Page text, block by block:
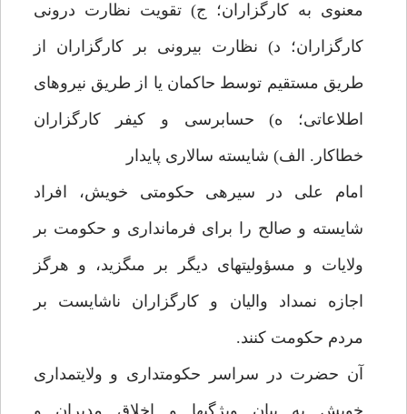
معنوى به كارگزاران؛ ج) تقويت نظارت درونى
كارگزاران؛ د) نظارت بيرونى بر كارگزاران از
طريق مستقيم توسط حاكمان يا از طريق نيروهاى
اطلاعاتى؛ ه) حسابرسى و كيفر كارگزاران
خطاكار. الف) شايسته سالارى پايدار
امام على در سيره‏ى حكومتى خويش، افراد
شايسته و صالح را براى فرماندارى و حكومت بر
ولايات و مسؤوليت‏هاى ديگر بر مى‏گزيد، و هرگز
اجازه نمى‏داد واليان و كارگزاران ناشايست بر
مردم حكومت كنند.
آن حضرت در سراسر حكومت‏دارى و ولايت‏مدارى